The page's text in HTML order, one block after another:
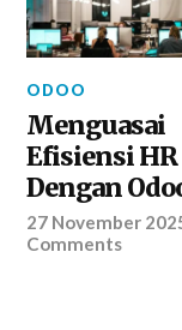
ODOO
Menguasai
Efisiensi HR
Dengan
27 November
Comments